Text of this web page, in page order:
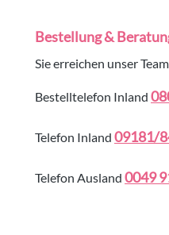
Bestellung &
Sie erreichen unser
Bestelltelefon Inland
Telefon Inland 09181/
Telefon Ausland 0049